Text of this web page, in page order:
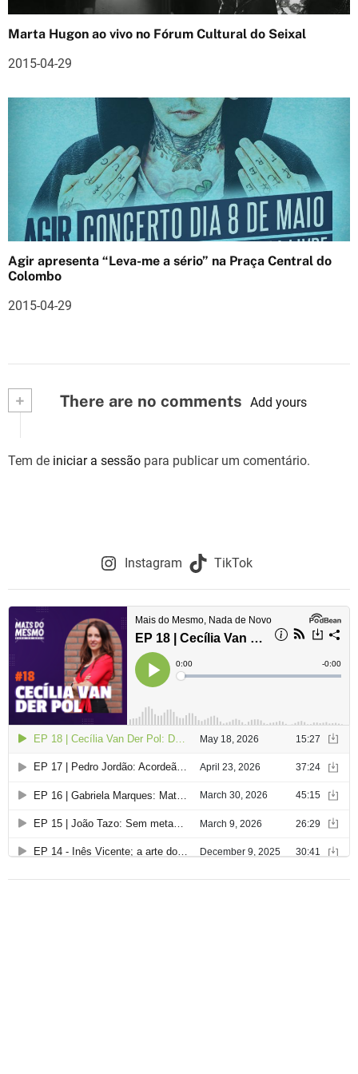
s
Marta Hugon ao vivo no Fórum Cultural do Seixal
2015-04-29
Agir apresenta “Leva-me a sério” na Praça Central do
Colombo
2015-04-29
+ There are no comments Add yours
Tem de iniciar a sessão para publicar um comentário.
Instagram TikTok